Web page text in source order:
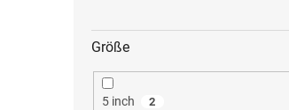
Größe
5 inch 2